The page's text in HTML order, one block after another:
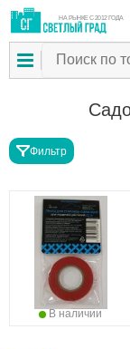
НА РЫНКЕ С 2012 ГОДА
Фильтр
В наличии